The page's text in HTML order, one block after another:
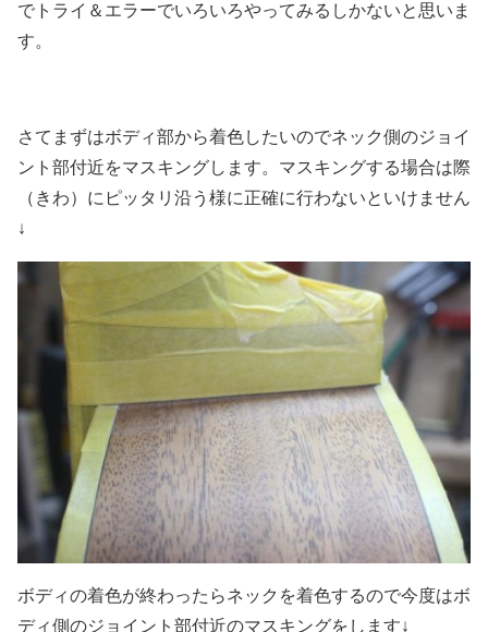
でトライ＆エラーでいろいろやってみるしかないと思いま
す。
さてまずはボディ部から着色したいのでネック側のジョイ
ント部付近をマスキングします。マスキングする場合は際
（きわ）にピッタリ沿う様に正確に行わないといけません
↓
ボディの着色が終わったらネックを着色するので今度はボ
ディ側のジョイント部付近のマスキングをします↓